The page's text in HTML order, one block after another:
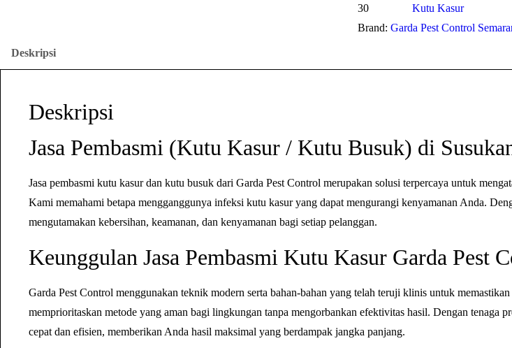
s
m
s
m
i
30
Kutu Kasur
Brand: Garda Pest Control
Deskripsi
Deskripsi
Jasa Pembasmi (Kutu Kasur / Kutu Busuk) di
Jasa pembasmi kutu kasur dan kutu busuk dari Garda Pest Control merupakan solusi terpercaya untuk
Kami memahami betapa mengganggunya infeksi kutu kasur yang dapat mengurangi kenyamanan Anda.
mengutamakan kebersihan, keamanan, dan kenyamanan bagi setiap pelanggan.
Keunggulan Jasa Pembasmi Kutu Kasur Garda Pest
Garda Pest Control menggunakan teknik modern serta bahan-bahan yang telah teruji klinis untuk
memprioritaskan metode yang aman bagi lingkungan tanpa mengorbankan efektivitas hasil. Dengan tenaga
cepat dan efisien, memberikan Anda hasil maksimal yang berdampak jangka panjang.